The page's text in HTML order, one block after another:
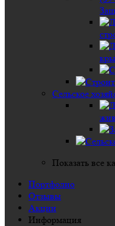
Сельское
Показать все
Портфолио
Отзывы
Акции
Информация